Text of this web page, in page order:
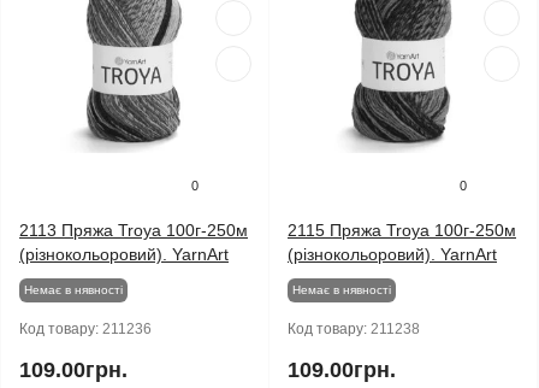
0
2113 Пряжа Troya 100г-250м
(різнокольоровий). YarnArt
Немає в нявності
Код товару: 211236
109.00грн.
0
2115 Пряжа Troya 100г-250м
(різнокольоровий). YarnArt
Немає в нявності
Код товару: 211238
109.00грн.